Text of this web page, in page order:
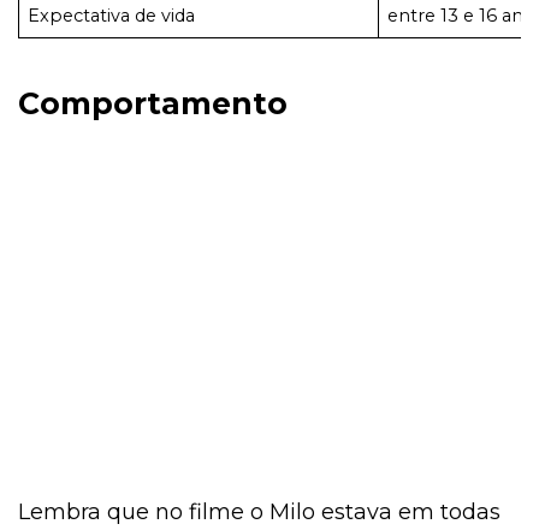
Expectativa de vida
entre 13 e 16
Comportamento
Lembra que no filme o Milo estava em todas